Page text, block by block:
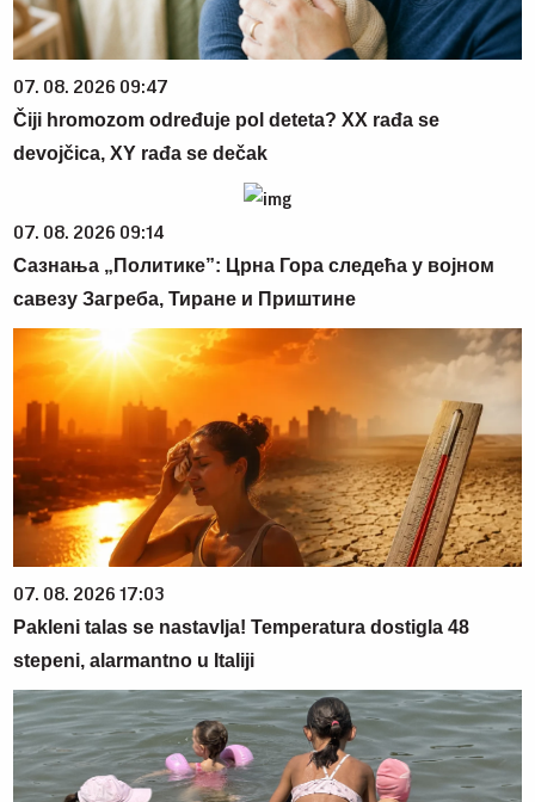
07. 08. 2026 09:47
Čiji hromozom određuje pol deteta? XX rađa se
devojčica, XY rađa se dečak
07. 08. 2026 09:14
Сазнања „Политике”: Црна Гора следећа у војном
савезу Загреба, Тиране и Приштине
07. 08. 2026 17:03
Pakleni talas se nastavlja! Temperatura dostigla 48
stepeni, alarmantno u Italiji